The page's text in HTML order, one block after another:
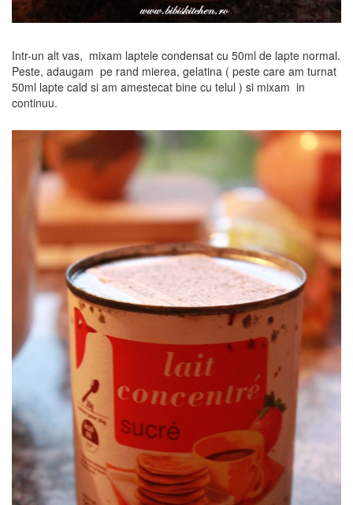
Intr-un alt vas, mixam laptele condensat cu 50ml de lapte normal.
Peste, adaugam pe rand mierea, gelatina ( peste care am turnat
50ml lapte cald si am amestecat bine cu telul ) si mixam in
continuu.